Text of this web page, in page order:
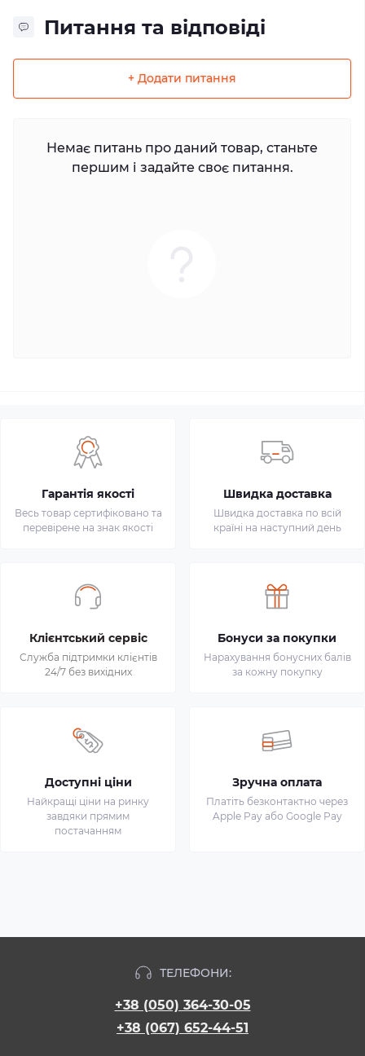
Питання та відповіді
+ Додати питання
Немає питань про даний товар, станьте
першим і задайте своє питання.
Гарантія якості
Весь товар сертифіковано та
перевірене на знак якості
Швидка доставка
Швидка доставка по всій
країні на наступний день
Клієнтський сервіс
Служба підтримки клієнтів
24/7 без вихідних
Бонуси за покупки
Нарахування бонусних балів
за кожну покупку
Доступні ціни
Найкращі ціни на ринку
завдяки прямим
постачанням
Зручна оплата
Платіть безконтактно через
Apple Pay або Google Pay
ТЕЛЕФОНИ:
+38 (050) 364-30-05
+38 (067) 652-44-51